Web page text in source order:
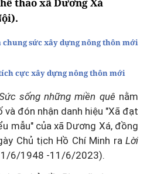
thao xã Dương Xá
sức xây dựng nông thôn mới
cực xây dựng nông thôn mới
ức sống những miền quê nằm
đón nhận danh hiệu "Xã đạt
mẫu" của xã Dương Xá, đồng
Chủ tịch Hồ Chí Minh ra Lời
6/1948 -11/6/2023).